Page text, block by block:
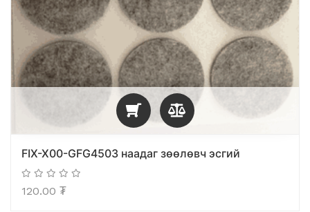
FIX-X00-GFG4503 наадаг зөөлөвч эсгий
120.00 ₮